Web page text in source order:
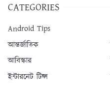
CATEGORIES
Android Tips
আন্তর্জাতিক
আবিস্কার
ইন্টারনেট টিপ্স